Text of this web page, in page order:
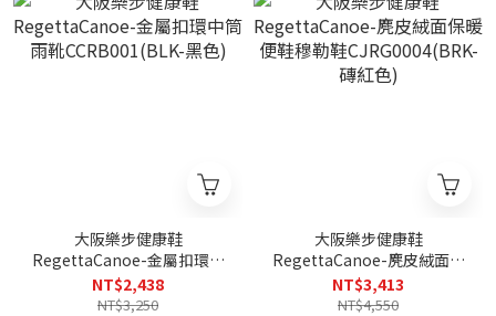
大阪樂步健康鞋
RegettaCanoe-金屬扣環中
筒雨靴CCRB001(BLK-黑色)
NT$2,438
NT$3,250
大阪樂步健康鞋
RegettaCanoe-麂皮絨面保
暖便鞋穆勒鞋
CJRG0004(BRK-磚紅色)
NT$3,413
NT$4,550